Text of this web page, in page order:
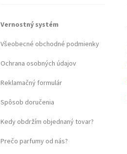
Vernostný systém
Všeobecné obchodné podmienky
Ochrana osobných údajov
Reklamačný formulár
Spôsob doručenia
Kedy obdržím objednaný tovar?
Prečo parfumy od nás?